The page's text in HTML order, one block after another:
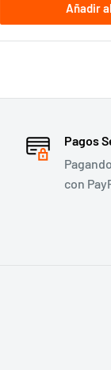
Añadir
Pagos
con